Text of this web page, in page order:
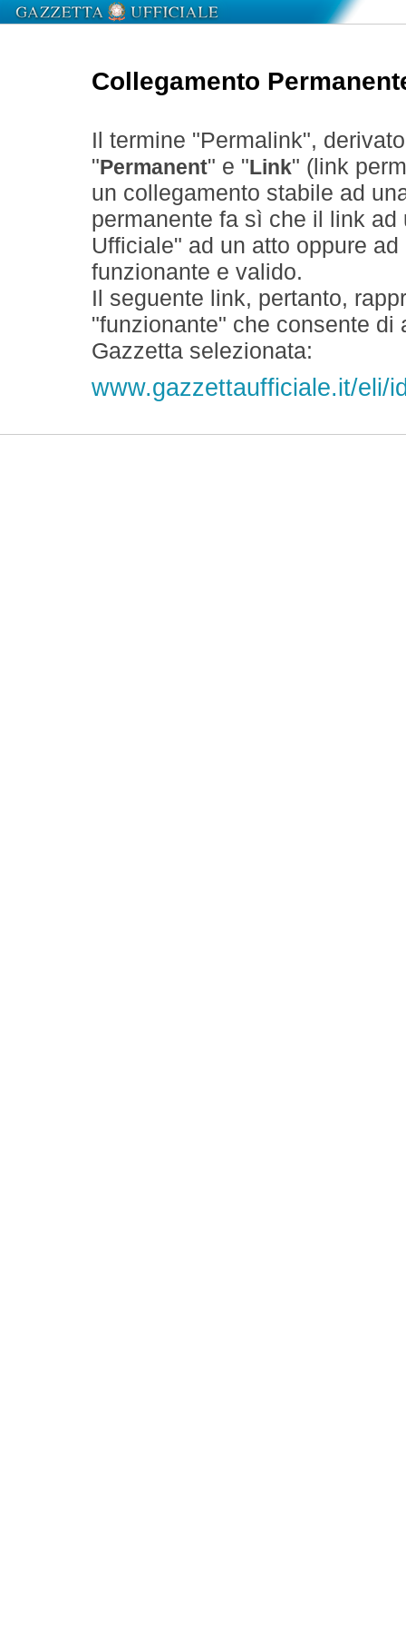
Collegamento
Il termine "Permalink",
" Permanent" e " Link" (link
un collegamento stabile ad
permanente fa sì che il link
Ufficiale" ad un atto oppure
funzionante e valido.
Il seguente link, pertanto,
"funzionante" che consente
Gazzetta selezionata:
www.gazzettaufficiale.it/eli/